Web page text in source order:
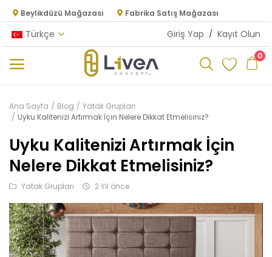
Beylikdüzü Mağazası Fabrika Satış Mağazası
Türkçe Giriş Yap / Kayıt Olun
0
Kategoriler
Ana Menü
Oturma Odası
Yatak Odası
Yemek Odası
Mutfak
Ana Sayfa Blog
Yatak Grupları
Uyku Kalitenizi Artırmak İçin Nelere Dikkat Etmelisiniz?
Uyku Kalitenizi Artırmak İçin
Nelere Dikkat Etmelisiniz?
Yatak Grupları 2 Yıl önce